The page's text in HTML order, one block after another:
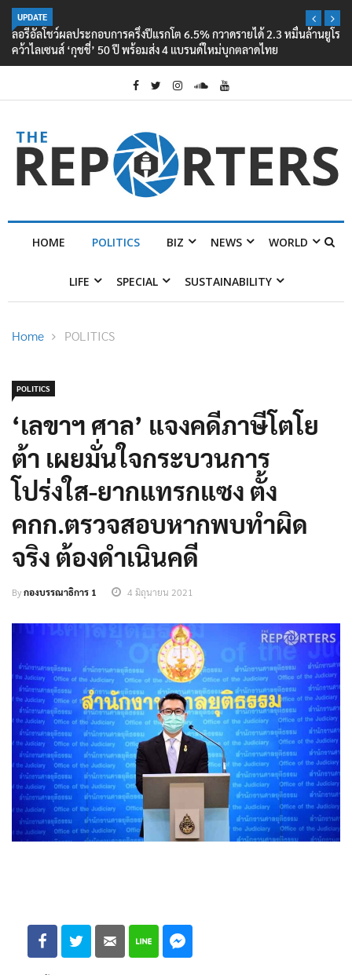
UPDATE
ลอรีอัลโชว์ผลประกอบการครึ่งปีแรกโต 6.5% กวาดรายได้ 2.3 หมื่นล้านยูโร
คว้าไลเซนส์ ‘กุชชี่’ 50 ปี พร้อมส่ง 4 แบรนด์ใหม่บุกตลาดไทย
HOME POLITICS BIZ NEWS WORLD
LIFE SPECIAL SUSTAINABILITY
Home POLITICS
POLITICS
‘เลขาฯ ศาล’ แจงคดีภาษีโตโย
ต้า เผยมั่นใจกระบวนการ
โปร่งใส-ยากแทรกแซง ตั้ง
คกก.ตรวจสอบหากพบทำผิด
จริง ต้องดำเนินคดี
Byกองบรรณาธิการ 1 4 มิถุนายน 2021